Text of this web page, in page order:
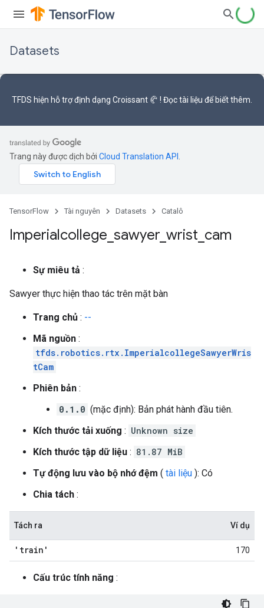
Datasets
TFDS hiện hỗ trợđịnh dạng Croissant 🥐 ! Đọctài liệu để biết thêm.
Trang này được dịch bởi Cloud Translation API
TensorFlow Tài nguyên Datasets Catalô
Imperialcollege sawyer wrist cam
Sự miêu tả :
Sawyer thực hiện thao tác trên mặt bàn
Trang chủ : --
Mã nguồn :
tfds.robotics.rtx.ImperialcollegeSawyerWris
tCam
Phiên bản :
0.1.0 (mặc định): Bản phát hành đầu tiên.
Kích thước tải xuống : Unknown size
Kích thước tập dữ liệu : 81.87 MiB
Tự động lưu vào bộ nhớ đệm ( tài liệu ): Có
Chia tách :
Tách ra Ví dụ
'train' 170
Cấu trúc tính năng :